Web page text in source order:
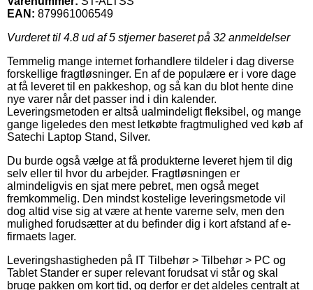
EAN: 879961006549
Vurderet til 4.8 ud af 5 stjerner baseret på 32 anmeldelser
Temmelig mange internet forhandlere tildeler i dag diverse
forskellige fragtløsninger. En af de populære er i vore dage
at få leveret til en pakkeshop, og så kan du blot hente dine
nye varer når det passer ind i din kalender.
Leveringsmetoden er altså ualmindeligt fleksibel, og mange
gange ligeledes den mest letkøbte fragtmulighed ved køb af
Satechi Laptop Stand, Silver.
Du burde også vælge at få produkterne leveret hjem til dig
selv eller til hvor du arbejder. Fragtløsningen er
almindeligvis en sjat mere pebret, men også meget
fremkommelig. Den mindst kostelige leveringsmetode vil
dog altid vise sig at være at hente varerne selv, men den
mulighed forudsætter at du befinder dig i kort afstand af e-
firmaets lager.
Leveringshastigheden på IT Tilbehør > Tilbehør > PC og
Tablet Stander er super relevant forudsat vi står og skal
bruge pakken om kort tid, og derfor er det aldeles centralt at